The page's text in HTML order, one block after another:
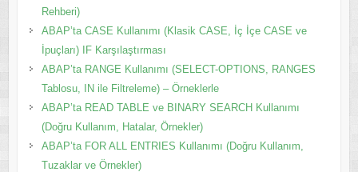
Rehberi)
ABAP’ta CASE Kullanımı (Klasik CASE, İç İçe CASE ve
İpuçları) IF Karşılaştırması
ABAP’ta RANGE Kullanımı (SELECT-OPTIONS, RANGES
Tablosu, IN ile Filtreleme) – Örneklerle
ABAP’ta READ TABLE ve BINARY SEARCH Kullanımı
(Doğru Kullanım, Hatalar, Örnekler)
ABAP’ta FOR ALL ENTRIES Kullanımı (Doğru Kullanım,
Tuzaklar ve Örnekler)